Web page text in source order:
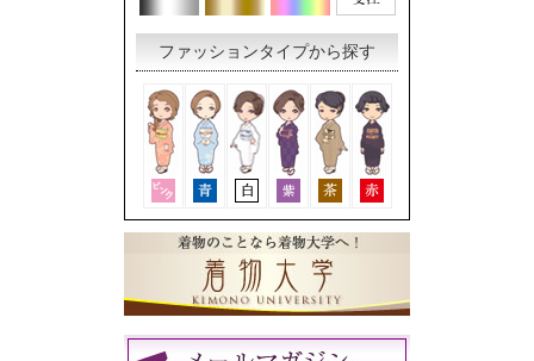
ファッションタイプから探す